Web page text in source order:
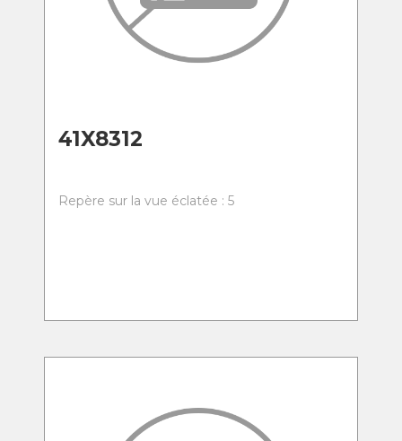
41X8312
Repère sur la vue éclatée : 5